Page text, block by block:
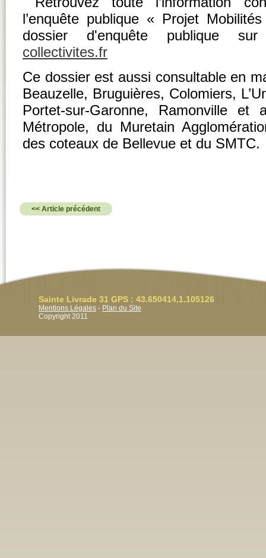
l’enquête publique « Projet
dossier d'enquête publique
collectivites.fr
Ce dossier est aussi consultable en
Beauzelle, Bruguières, Colomiers,
Portet-sur-Garonne, Ramonville et
Métropole, du Muretain
des coteaux de Bellevue et du SMTC.
<< Article précédent
Sainte Livrade 31 GPS : 43.650414,1.105126
Mentions Légales - Plan du Site
Copyright 2011